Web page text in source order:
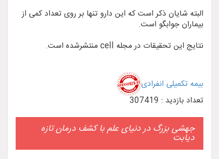
البته شایان ذکر است که این دارو تنها بر روی تعداد کمی از
بیماران جوابگو است.
نتایج این تحقیقات در مجله cell منتشرشده است.
بیمه تکمیلی انفرادی
تعداد بازدید : 307419
جهشی بزرگ در دنیای علم با کشف درمان تازه
دیابت